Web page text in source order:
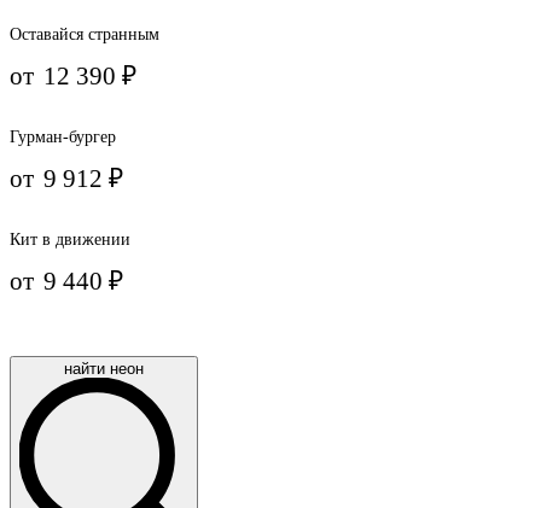
Оставайся странным
от 12 390₽
Гурман-бургер
от 9 912₽
Кит в движении
от 9 440₽
найти неон